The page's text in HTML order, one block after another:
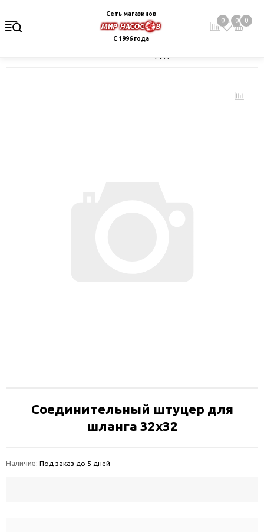
Сеть магазинов
С 1996 года
0 0 0
Соединительный штуцер для
шланга 32x32
Наличие: Под заказ до 5 дней